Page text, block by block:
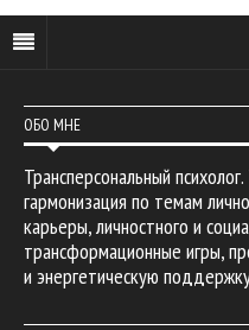
ОБО МНЕ
Трансперсональный
гармонизация по темам
карьеры, личностного и
трансформационные игры,
и энергетическую